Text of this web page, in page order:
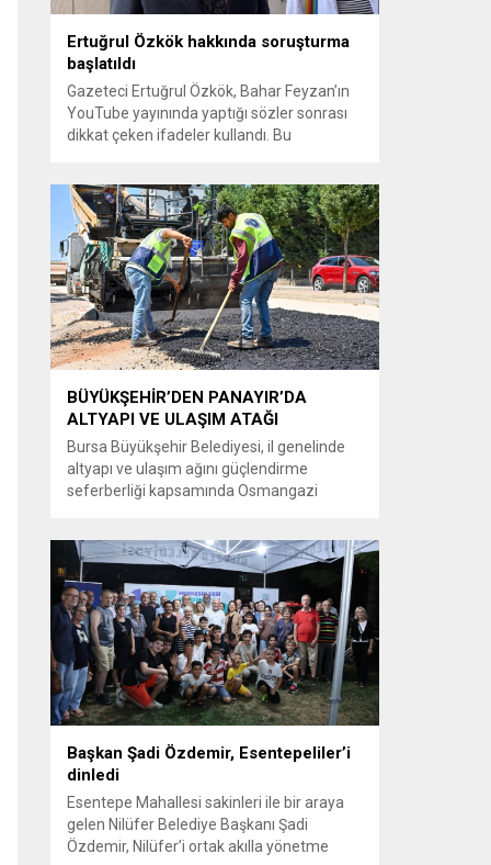
Ertuğrul Özkök hakkında soruşturma
başlatıldı
Gazeteci Ertuğrul Özkök, Bahar Feyzan’ın
YouTube yayınında yaptığı sözler sonrası
dikkat çeken ifadeler kullandı. Bu
‘Cumhurbaşkanına hakaret’ suçundan
re’sen soruşturma başlatıldı. Özkök,
hakkındaki soruşturma kapsamında
Çağlayan’daki İstanbul Adalet Sarayı’na
giderek savcılığa ifade verdi. İfadesinin
ardından adliyeden ayrıldığı bildirildi.
Programdaki sözleri ve savunması...
BÜYÜKŞEHİR’DEN PANAYIR’DA
ALTYAPI VE ULAŞIM ATAĞI
Bursa Büyükşehir Belediyesi, il genelinde
altyapı ve ulaşım ağını güçlendirme
seferberliği kapsamında Osmangazi
Büyükşehir Belediyesi, BUSKİ Genel
Müdürlüğü ve Ulaşım Dairesi Başkanlığı
koordinasyonuyla Osmangazi ilçesine bağlı
Panayır Mahallesi 3’üncü Pınar
Caddesi’nde altyapı ve üstyapıyı yenileme
çalışmalarında sona yaklaştı. Bölgenin en...
Başkan Şadi Özdemir, Esentepeliler’i
dinledi
Esentepe Mahallesi sakinleri ile bir araya
gelen Nilüfer Belediye Başkanı Şadi
Özdemir, Nilüfer’i ortak akılla yönetme